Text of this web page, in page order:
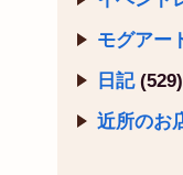
モグアー
日記(529)
近所のお